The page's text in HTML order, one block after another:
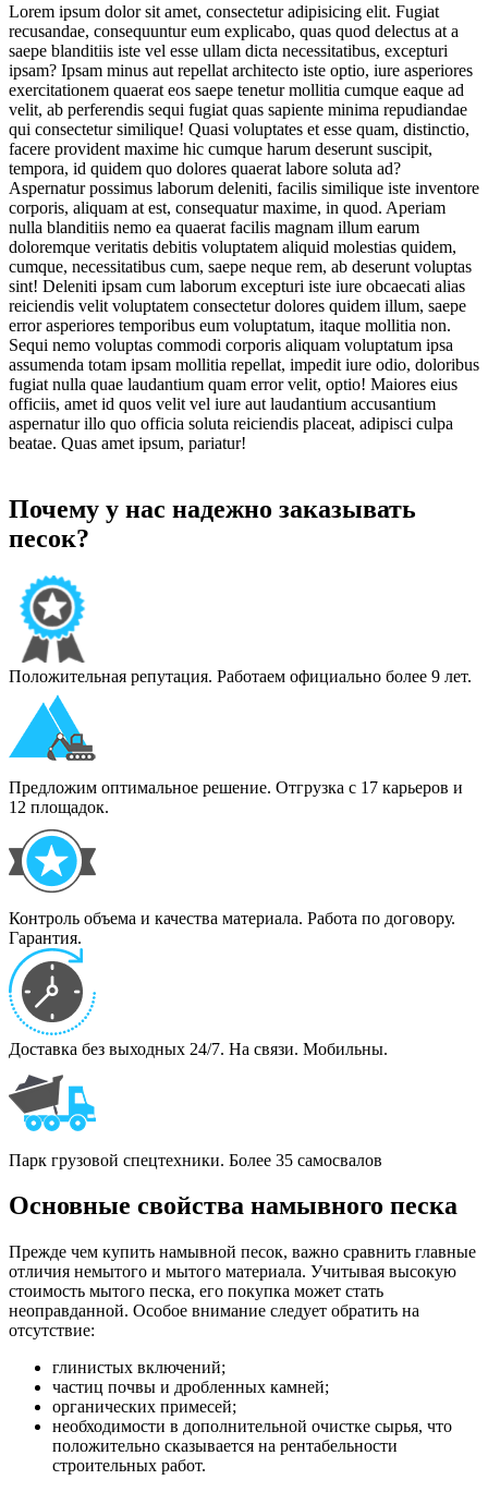
Lorem ipsum dolor sit amet, consectetur adipisicing elit. Fugiat
recusandae, consequuntur eum explicabo, quas quod delectus at a
saepe blanditiis iste vel esse ullam dicta necessitatibus, excepturi
ipsam? Ipsam minus aut repellat architecto iste optio, iure asperiores
exercitationem quaerat eos saepe tenetur mollitia cumque eaque ad
velit, ab perferendis sequi fugiat quas sapiente minima repudiandae
qui consectetur similique! Quasi voluptates et esse quam, distinctio,
facere provident maxime hic cumque harum deserunt suscipit,
tempora, id quidem quo dolores quaerat labore soluta ad?
Aspernatur possimus laborum deleniti, facilis similique iste inventore
corporis, aliquam at est, consequatur maxime, in quod. Aperiam
nulla blanditiis nemo ea quaerat facilis magnam illum earum
doloremque veritatis debitis voluptatem aliquid molestias quidem,
cumque, necessitatibus cum, saepe neque rem, ab deserunt voluptas
sint! Deleniti ipsam cum laborum excepturi iste iure obcaecati alias
reiciendis velit voluptatem consectetur dolores quidem illum, saepe
error asperiores temporibus eum voluptatum, itaque mollitia non.
Sequi nemo voluptas commodi corporis aliquam voluptatum ipsa
assumenda totam ipsam mollitia repellat, impedit iure odio, doloribus
fugiat nulla quae laudantium quam error velit, optio! Maiores eius
officiis, amet id quos velit vel iure aut laudantium accusantium
aspernatur illo quo officia soluta reiciendis placeat, adipisci culpa
beatae. Quas amet ipsum, pariatur!
Почему у нас надежно заказывать
песок?
Положительная репутация. Работаем официально более 9 лет.
Предложим оптимальное решение. Отгрузка с 17 карьеров и
12 площадок.
Контроль объема и качества материала. Работа по договору.
Гарантия.
Доставка без выходных 24/7. На связи. Мобильны.
Парк грузовой спецтехники. Более 35 самосвалов
Основные свойства намывного песка
Прежде чем купить намывной песок, важно сравнить главные
отличия немытого и мытого материала. Учитывая высокую
стоимость мытого песка, его покупка может стать
неоправданной. Особое внимание следует обратить на
отсутствие:
глинистых включений;
частиц почвы и дробленных камней;
органических примесей;
необходимости в дополнительной очистке сырья, что
положительно сказывается на рентабельности
строительных работ.